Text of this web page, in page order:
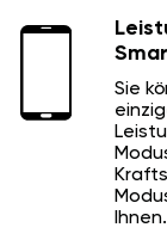
Sie
Ihnen.